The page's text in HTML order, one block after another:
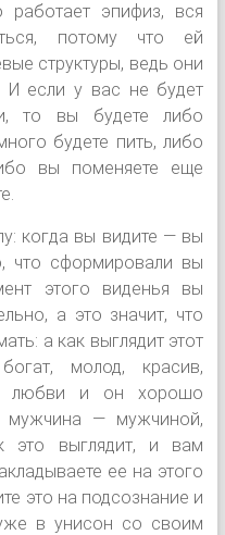
эпифиз, вся
потому что ей
структуры, ведь они
И если у вас не будет
то вы будете либо
будете пить, либо
вы поменяете еще
когда вы видите — вы
что сформировали вы
этого виденья вы
а это значит, что
а как выглядит этот
молод, красив,
любви и он хорошо
мужчина — мужчиной,
выглядит, и вам
ее на этого
это на подсознание и
в унисон со своим